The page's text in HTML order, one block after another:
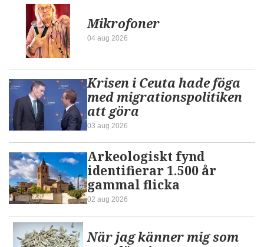
Mikrofoner
04 aug 2026
Krisen i Ceuta hade föga
med migrationspolitiken
att göra
03 aug 2026
Arkeologiskt fynd
identifierar 1.500 år
gammal flicka
02 aug 2026
När jag känner mig som